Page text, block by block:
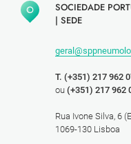
SOCIEDADE
| SEDE
T. (+351) 217 962
ou (+351) 217 962
Rua Ivone Silva, 6
1069-130 Lisboa